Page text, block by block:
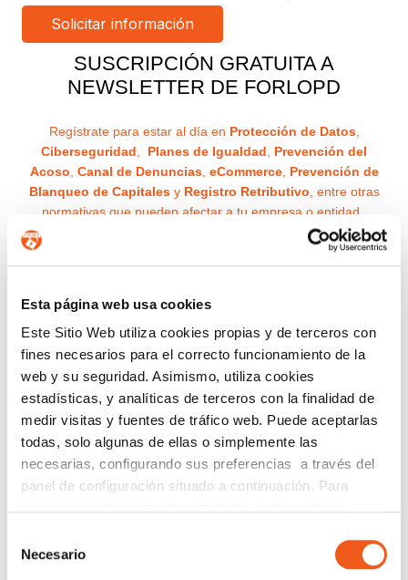
Esta página web usa cookies
Este Sitio Web utiliza cookies propias y de terceros con
fines necesarios para el correcto funcionamiento de la
web y su seguridad. Asimismo, utiliza cookies
estadísticas, y analíticas de terceros con la finalidad de
medir visitas y fuentes de tráfico web. Puede aceptarlas
todas, solo algunas de ellas o simplemente las
necesarias, configurando sus preferencias a través del
panel de configuración situado a continuación. Para
consultar nuestra política de cookies
política de cookies
Necesario
SUSCRIPCIÓN GRATUITA A
NEWSLETTER DE FORLOPD
Regístrate para estar al día en Protección de Datos,
Ciberseguridad
Planes de Igualdad
Prevención del
Acoso Canal de Denuncias, eCommerce, Prevención de
Blanqueo de Capitalesy Registro Retributivo , entre otras
normativas que pueden afectar a tu empresa o entidad.
Email
Nombre (opcional)
Información básica en protección de datos.-
conformidad con el RGPD y la LOPDGDD,
SEGURIDAD Y PRIVACIDAD DE DATOS S.L. tratará
información acerca del tratamiento de sus datos y
política de privacidad.